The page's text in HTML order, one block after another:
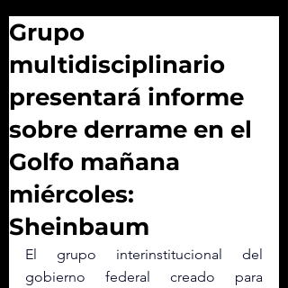
Grupo
multidisciplinario
presentará informe
sobre derrame en el
Golfo mañana
miércoles:
Sheinbaum
El grupo interinstitucional del
gobierno federal creado para